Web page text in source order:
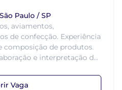
Paulo / SP
aviamentos,
de confecção. Experiência
de produtos.
e interpretação d...
Vaga